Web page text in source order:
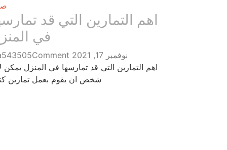
اهم التمارين التي قد
في
نوفمبر 17, 2021 Comment
اهم التمارين التي قد تمارسها في المنزل يمكن
شخص ان يقوم بعمل تمارين